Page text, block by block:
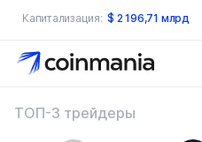
Капитализация: $ 2 196,71 млрд
ТОП-3 трейдеры